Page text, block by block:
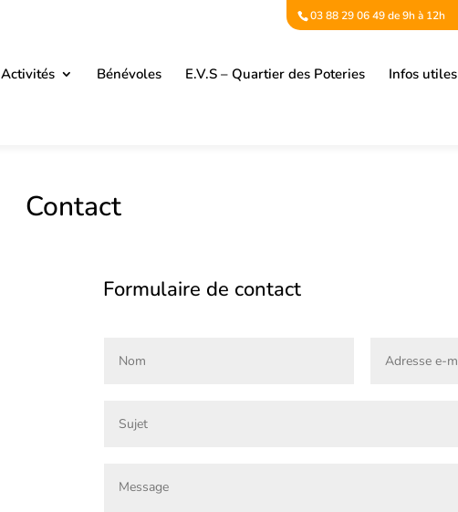
03 88 29 06 49 de 9h à 12h
Activités Bénévoles E.V.S – Quartier des Poteries Infos utiles
Contact
Formulaire de contact